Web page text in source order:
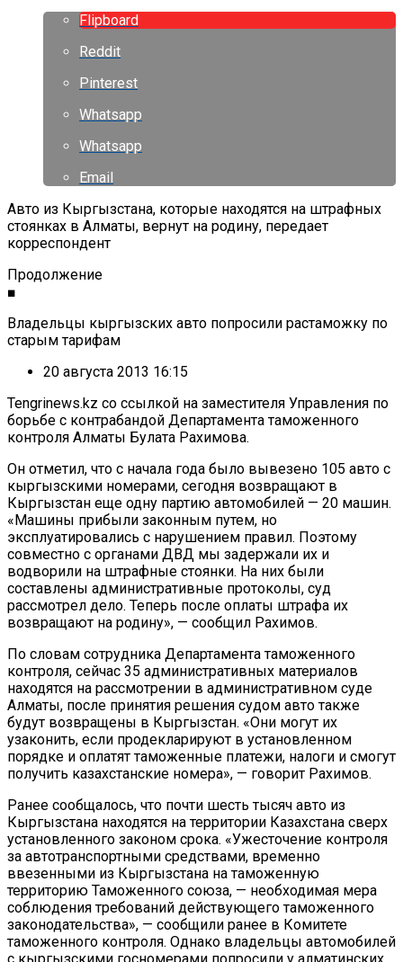
Flipboard
Reddit
Pinterest
Whatsapp
Whatsapp
Email
Авто из Кыргызстана, которые находятся на штрафных
стоянках в Алматы, вернут на родину, передает
корреспондент
Продолжение
■
Владельцы кыргызских авто попросили растаможку по
старым тарифам
20 августа 2013 16:15
Tengrinews.kz со ссылкой на заместителя Управления по
борьбе с контрабандой Департамента таможенного
контроля Алматы Булата Рахимова.
Он отметил, что с начала года было вывезено 105 авто с
кыргызскими номерами, сегодня возвращают в
Кыргызстан еще одну партию автомобилей — 20 машин.
«Машины прибыли законным путем, но
эксплуатировались с нарушением правил. Поэтому
совместно с органами ДВД мы задержали их и
водворили на штрафные стоянки. На них были
составлены административные протоколы, суд
рассмотрел дело. Теперь после оплаты штрафа их
возвращают на родину», — сообщил Рахимов.
По словам сотрудника Департамента таможенного
контроля, сейчас 35 административных материалов
находятся на рассмотрении в административном суде
Алматы, после принятия решения судом авто также
будут возвращены в Кыргызстан. «Они могут их
узаконить, если продекларируют в установленном
порядке и оплатят таможенные платежи, налоги и смогут
получить казахстанские номера», — говорит Рахимов.
Ранее сообщалось, что почти шесть тысяч авто из
Кыргызстана находятся на территории Казахстана сверх
установленного законом срока. «Ужесточение контроля
за автотранспортными средствами, временно
ввезенными из Кыргызстана на таможенную
территорию Таможенного союза, — необходимая мера
соблюдения требований действующего таможенного
законодательства», — сообщили ранее в Комитете
таможенного контроля. Однако владельцы автомобилей
с кыргызскими госномерами попросили у алматинских